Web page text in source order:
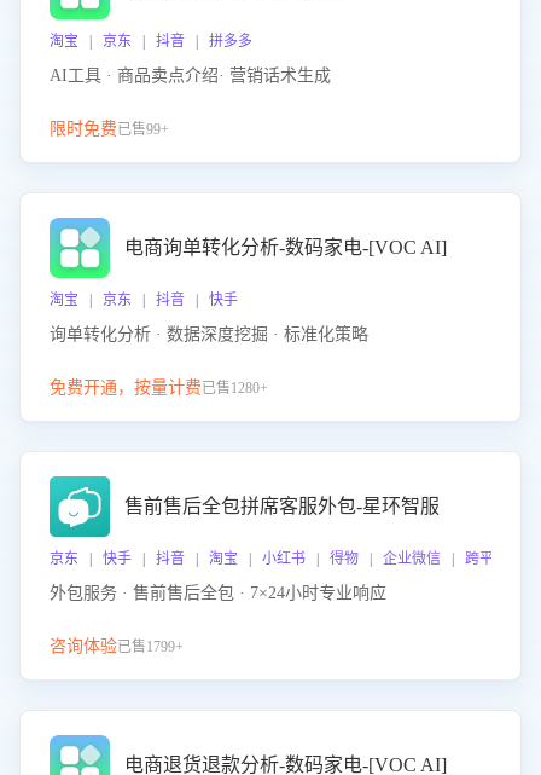
淘宝 | 京东 | 抖音 | 拼多多
AI工具 · 商品卖点介绍· 营销话术生成
限时免费已售99+
电商询单转化分析-数码家电-[VOC AI]
淘宝 | 京东 | 抖音 | 快手
询单转化分析 · 数据深度挖掘 · 标准化策略
免费开通，按量计费已售1280+
售前售后全包拼席客服外包-星环智服
京东 | 快手 | 抖音 | 淘宝 | 小红书 | 得物 | 企业微信 | 跨平台
外包服务 · 售前售后全包 · 7×24小时专业响应
咨询体验已售1799+
电商退货退款分析-数码家电-[VOC AI]